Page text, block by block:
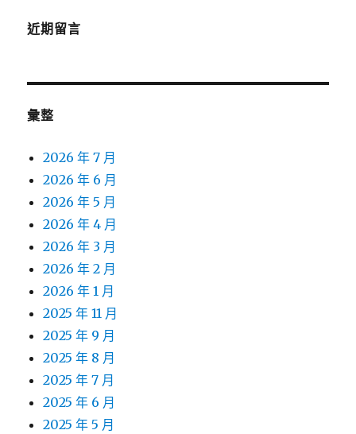
近期留言
彙整
2026 年 7 月
2026 年 6 月
2026 年 5 月
2026 年 4 月
2026 年 3 月
2026 年 2 月
2026 年 1 月
2025 年 11 月
2025 年 9 月
2025 年 8 月
2025 年 7 月
2025 年 6 月
2025 年 5 月